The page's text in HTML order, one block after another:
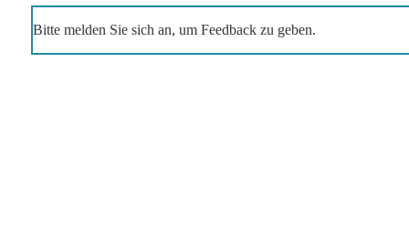
Bitte melden Sie sich an, um Feedback zu geben.